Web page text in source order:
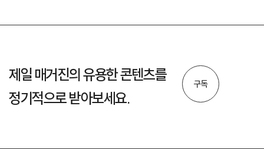
제일 매거진의 유용한 콘텐츠를
정기적으로 받아보세요.
구독